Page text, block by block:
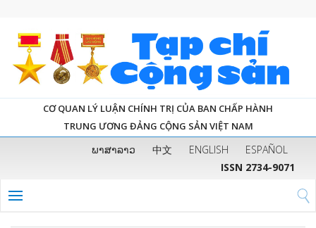
CƠ QUAN LÝ LUẬN CHÍNH TRỊ CỦA BAN CHẤP HÀNH
TRUNG ƯƠNG ĐẢNG CỘNG SẢN VIỆT NAM
ພາສາລາວ 中文 ENGLISH
ESPAÑOL
ISSN 2734-9071